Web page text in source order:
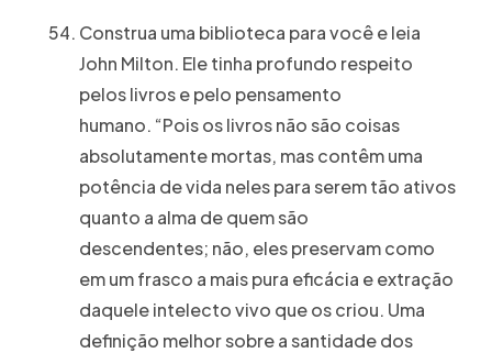
Construa uma biblioteca para você e leia
John Milton. Ele tinha profundo respeito
pelos livros e pelo pensamento
humano. “Pois os livros não são coisas
absolutamente mortas, mas contêm uma
potência de vida neles para serem tão ativos
quanto a alma de quem são
descendentes; não, eles preservam como
em um frasco a mais pura eficácia e extração
daquele intelecto vivo que os criou. Uma
definição melhor sobre a santidade dos